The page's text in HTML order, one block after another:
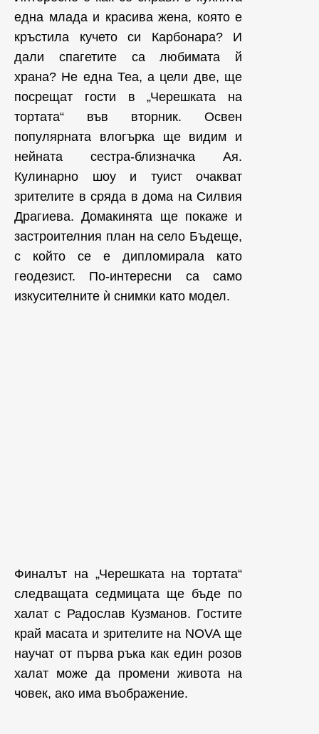
една млада и красива жена, която е
кръстила кучето си Карбонара? И
дали спагетите са любимата й
храна? Не една Теа, а цели две, ще
посрещат гости в „Черешката на
тортата“ във вторник. Освен
популярната влогърка ще видим и
нейната сестра-близначка Ая.
Кулинарно шоу и туист очакват
зрителите в сряда в дома на Силвия
Драгиева. Домакинята ще покаже и
застроителния план на село Бъдеще,
с който се е дипломирала като
геодезист. По-интересни са само
изкусителните ѝ снимки като модел.
Финалът на „Черешката на тортата“
следващата седмицата ще бъде по
халат с Радослав Кузманов. Гостите
край масата и зрителите на NOVA ще
научат от първа ръка как един розов
халат може да промени живота на
човек, ако има въображение.